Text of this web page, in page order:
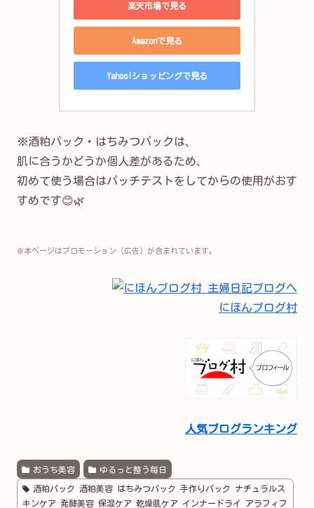
楽天市場で見る
Amazonで見る
Yahoo!ショッピングで見る
※酒粕パック・はちみつパックは、
肌に合うかどうか個人差があるため、
初めて使う場合はパッチテストをしてからの使用がおす
すめです😊🌿
※本ページはプロモーション（広告）が含まれています。
にほんブログ村
人気ブログランキング
おうち美容 ゆるっと整う毎日
酒粕パック 酒粕美容 はちみつパック 手作りパック ナチュラルス
キンケア 発酵美容 保湿ケア 乾燥肌ケア インナードライ アラフィフ